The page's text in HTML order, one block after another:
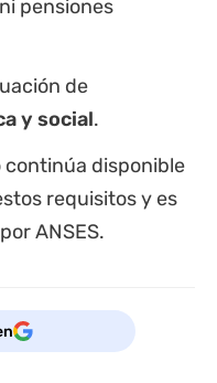
pensiones
de
y social.
disponible
requisitos y es
ANSES.